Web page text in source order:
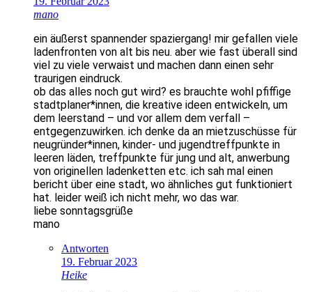
mano
ein äußerst spannender spaziergang! mir gefallen viele
ladenfronten von alt bis neu. aber wie fast überall sind
viel zu viele verwaist und machen dann einen sehr
traurigen eindruck.
ob das alles noch gut wird? es brauchte wohl pfiffige
stadtplaner*innen, die kreative ideen entwickeln, um
dem leerstand – und vor allem dem verfall –
entgegenzuwirken. ich denke da an mietzuschüsse für
neugründer*innen, kinder- und jugendtreffpunkte in
leeren läden, treffpunkte für jung und alt, anwerbung
von originellen ladenketten etc. ich sah mal einen
bericht über eine stadt, wo ähnliches gut funktioniert
hat. leider weiß ich nicht mehr, wo das war.
liebe sonntagsgrüße
mano
Antworten
19. Februar 2023
Heike